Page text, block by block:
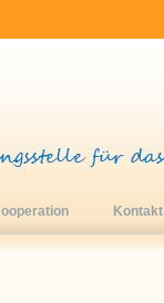
Kontakt